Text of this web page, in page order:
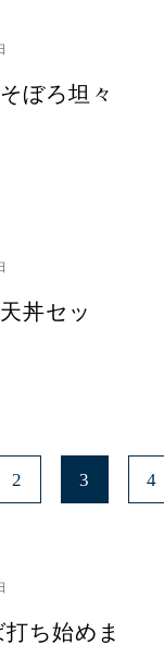
ぼろ坦々
丼セッ
2 3 4
ち始めま